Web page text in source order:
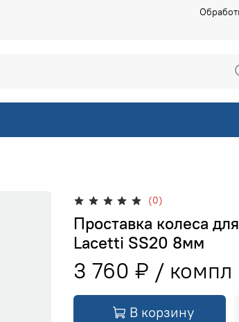
(0)
Проставка колеса
Lacetti SS20 8мм
3 760 ₽
В корзину